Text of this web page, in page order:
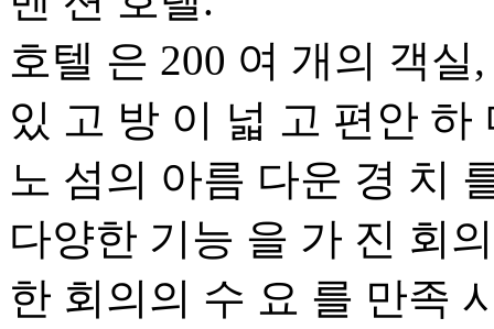
호텔 은 200 여 개의 객
있 고 방 이 넓 고 편안
노 섬의 아름 다운 경 치
다양한 기능 을 가 진 회
한 회의의 수 요 를 만족